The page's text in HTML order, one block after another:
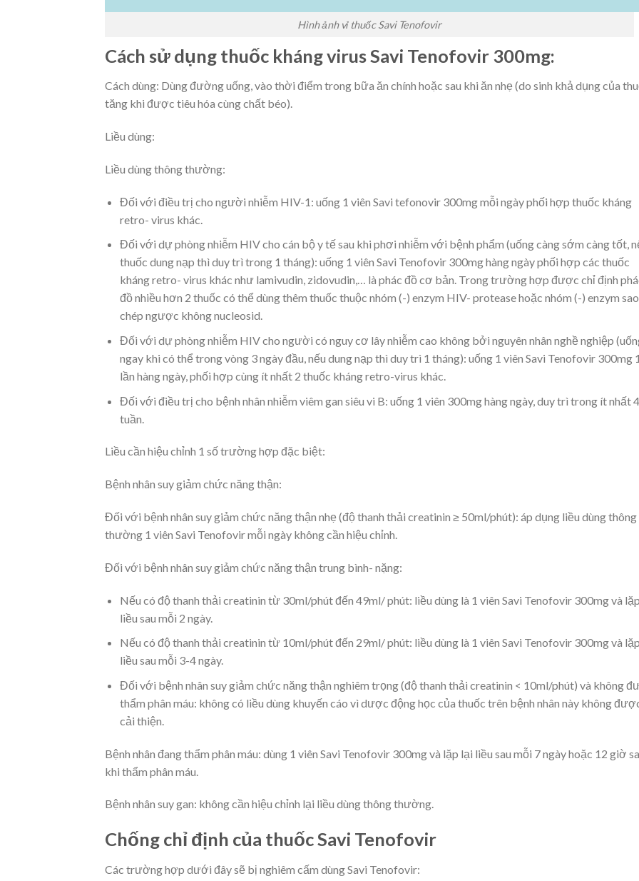
Hình ảnh vỉ thuốc Savi Tenofovir
Cách sử dụng thuốc kháng virus Savi Tenofovir 300mg:
Cách dùng: Dùng đường uống, vào thời điểm trong bữa ăn chính hoặc sau khi ăn nhẹ (do sinh khả dụng của
tăng khi được tiêu hóa cùng chất béo).
Liều dùng:
Liều dùng thông thường:
Đối với điều trị cho người nhiễm HIV-1: uống 1 viên Savi tefonovir 300mg mỗi ngày phối hợp thuốc kháng
retro- virus khác.
Đối với dự phòng nhiễm HIV cho cán bộ y tế sau khi phơi nhiễm với bệnh phẩm (uống càng sớm càng tốt,
thuốc dung nạp thì duy trì trong 1 tháng): uống 1 viên Savi Tenofovir 300mg hàng ngày phối hợp các thuốc
kháng retro- virus khác như lamivudin, zidovudin,… là phác đồ cơ bản. Trong trường hợp được chỉ định
đồ nhiều hơn 2 thuốc có thể dùng thêm thuốc thuộc nhóm (-) enzym HIV- protease hoặc nhóm (-) enzym sao
chép ngược không nucleosid.
Đối với dự phòng nhiễm HIV cho người có nguy cơ lây nhiễm cao không bởi nguyên nhân nghề nghiệp
ngay khi có thể trong vòng 3 ngày đầu, nếu dung nạp thì duy trì 1 tháng): uống 1 viên Savi Tenofovir 300mg
lần hàng ngày, phối hợp cùng ít nhất 2 thuốc kháng retro-virus khác.
Đối với điều trị cho bệnh nhân nhiễm viêm gan siêu vi B: uống 1 viên 300mg hàng ngày, duy trì trong ít nhất
tuần.
Liều cần hiệu chỉnh 1 số trường hợp đặc biệt:
Bệnh nhân suy giảm chức năng thận:
Đối với bệnh nhân suy giảm chức năng thận nhẹ (độ thanh thải creatinin ≥ 50ml/phút): áp dụng liều dùng thông
thường 1 viên Savi Tenofovir mỗi ngày không cần hiệu chỉnh.
Đối với bệnh nhân suy giảm chức năng thận trung bình- nặng:
Nếu có độ thanh thải creatinin từ 30ml/phút đến 49ml/ phút: liều dùng là 1 viên Savi Tenofovir 300mg và
liều sau mỗi 2 ngày.
Nếu có độ thanh thải creatinin từ 10ml/phút đến 29ml/ phút: liều dùng là 1 viên Savi Tenofovir 300mg và
liều sau mỗi 3-4 ngày.
Đối với bệnh nhân suy giảm chức năng thận nghiêm trọng (độ thanh thải creatinin < 10ml/phút) và không
thẩm phân máu: không có liều dùng khuyến cáo vì dược động học của thuốc trên bệnh nhân này không
cải thiện.
Bệnh nhân đang thẩm phân máu: dùng 1 viên Savi Tenofovir 300mg và lặp lại liều sau mỗi 7 ngày hoặc 12 giờ
khi thẩm phân máu.
Bệnh nhân suy gan: không cần hiệu chỉnh lại liều dùng thông thường.
Chống chỉ định của thuốc Savi Tenofovir
Các trường hợp dưới đây sẽ bị nghiêm cấm dùng Savi Tenofovir: